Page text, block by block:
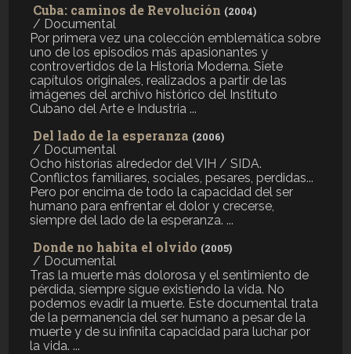
Cuba: caminos de Revolución (2004)
/ Documental
Por primera vez una colección emblemática sobre
uno de los episodios más apasionantes y
controvertidos de la Historia Moderna. Siete
capítulos originales, realizados a partir de las
imágenes del archivo histórico del Instituto
Cubano del Arte e Industria ...
Del lado de la esperanza (2006)
/ Documental
Ocho historias alrededor del VIH / SIDA.
Conflictos familiares, sociales, pesares, perdidas...
Pero por encima de todo la capacidad del ser
humano para enfrentar el dolor y crecerse,
siempre del lado de la esperanza. ...
Donde no habita el olvido (2005)
/ Documental
Tras la muerte más dolorosa y el sentimiento de
pérdida, siempre sigue existiendo la vida. No
podemos evadir la muerte. Este documental trata
de la permanencia del ser humano a pesar de la
muerte y de su infinita capacidad para luchar por
la vida. ...